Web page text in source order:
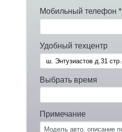
Мобильный телефон *
Удобный техцентр
Выбрать время
Примечание